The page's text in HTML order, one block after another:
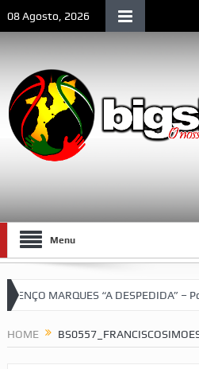
08 Agosto, 2026
Menu
MARQUES “A DESPEDIDA” –
HOME